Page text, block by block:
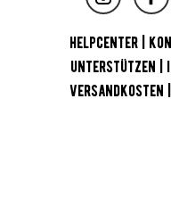
HELPCENTER|
UNTERSTÜTZEN
VERSANDKOSTEN